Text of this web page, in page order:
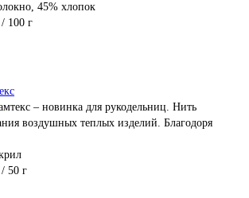
45% хлопок
100 г
– новинка для рукодельниц. Нить
воздушных теплых изделий. Благодоря
50 г